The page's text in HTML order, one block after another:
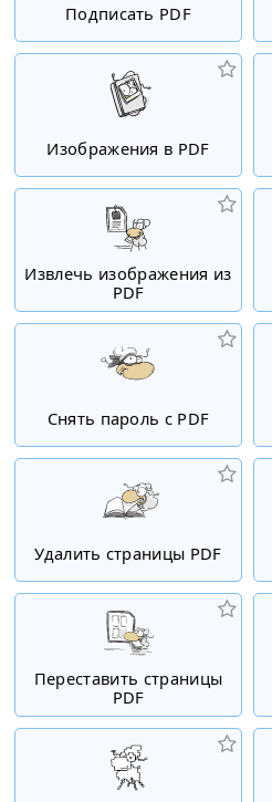
Подписать PDF
Изображения в PDF
Извлечь изображения из
PDF
Снять пароль с PDF
Удалить страницы PDF
Переставить страницы
PDF